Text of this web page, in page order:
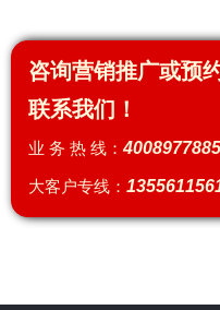
咨询营销推广或预
联系我们！
业 务 热 线：4008977885
大客户专线：